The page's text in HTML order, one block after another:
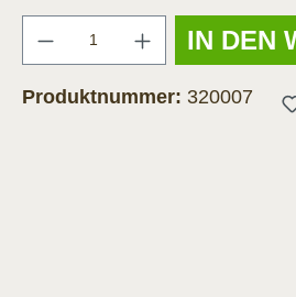
Anzahl
IN DEN
Produktnummer: 320007